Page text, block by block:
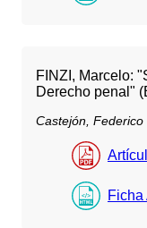
FINZI, Marcelo:
Derecho penal"
Castejón, Federico
Ficha